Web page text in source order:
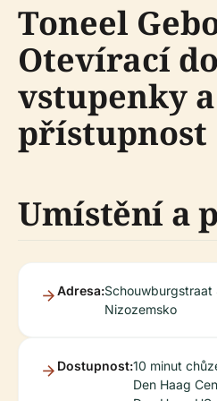
Toneel
Otevírací
vstupenky a
přístupnost
Umístění a
Adresa:Schouwburgstraat
Nizozemsko
Dostupnost:10 minut
Den Haag